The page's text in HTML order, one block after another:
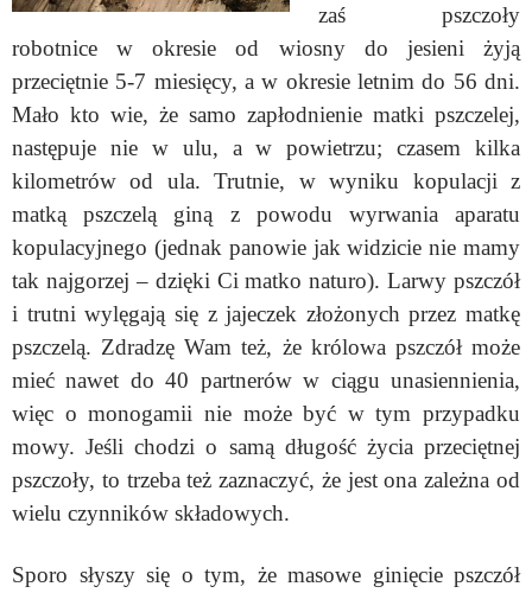
zaś pszczoły
robotnice w okresie od wiosny do jesieni żyją
przeciętnie 5-7 miesięcy, a w okresie letnim do 56 dni.
Mało kto wie, że samo zapłodnienie matki pszczelej,
następuje nie w ulu, a w powietrzu; czasem kilka
kilometrów od ula. Trutnie, w wyniku kopulacji z
matką pszczelą giną z powodu wyrwania aparatu
kopulacyjnego (jednak panowie jak widzicie nie mamy
tak najgorzej – dzięki Ci matko naturo). Larwy pszczół
i trutni wylęgają się z jajeczek złożonych przez matkę
pszczelą. Zdradzę Wam też, że królowa pszczół może
mieć nawet do 40 partnerów w ciągu unasiennienia,
więc o monogamii nie może być w tym przypadku
mowy. Jeśli chodzi o samą długość życia przeciętnej
pszczoły, to trzeba też zaznaczyć, że jest ona zależna od
wielu czynników składowych.
Sporo słyszy się o tym, że masowe ginięcie pszczół